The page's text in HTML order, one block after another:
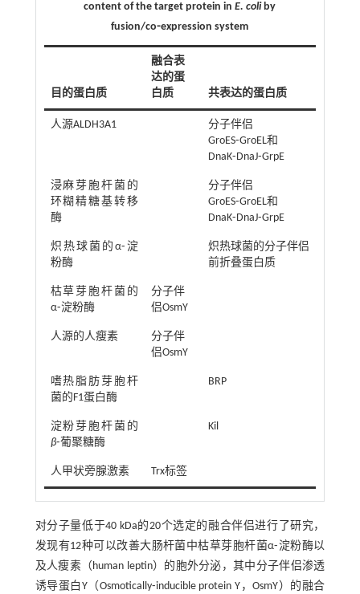
content of the target protein inE. coliby
fusion/co⁃expression system
目的蛋白质
融合表
达的蛋
白质
共表达的蛋白质
人源ALDH3A1
分子伴侣
GroES⁃GroEL和
DnaK⁃DnaJ⁃GrpE
浸麻芽胞杆菌的
环糊精糖基转移
酶
分子伴侣
GroES⁃GroEL和
DnaK⁃DnaJ⁃GrpE
炽热球菌的α⁃淀
粉酶
炽热球菌的分子伴侣
前折叠蛋白质
枯草芽胞杆菌的
α⁃淀粉酶
分子伴
侣OsmY
人源的人瘦素
分子伴
侣OsmY
嗜热脂肪芽胞杆
菌的F1蛋白酶
BRP
淀粉芽胞杆菌的
β⁃葡聚糖酶
Kil
人甲状旁腺激素 Trx标签
对分子量低于40 kDa的20个选定的融合伴侣进行了研究，
发现有12种可以改善大肠杆菌中枯草芽胞杆菌α⁃淀粉酶以
及人瘦素（human leptin）的胞外分泌，其中分子伴侣渗透
诱导蛋白Y（Osmotically⁃inducible protein Y，OsmY）的融合